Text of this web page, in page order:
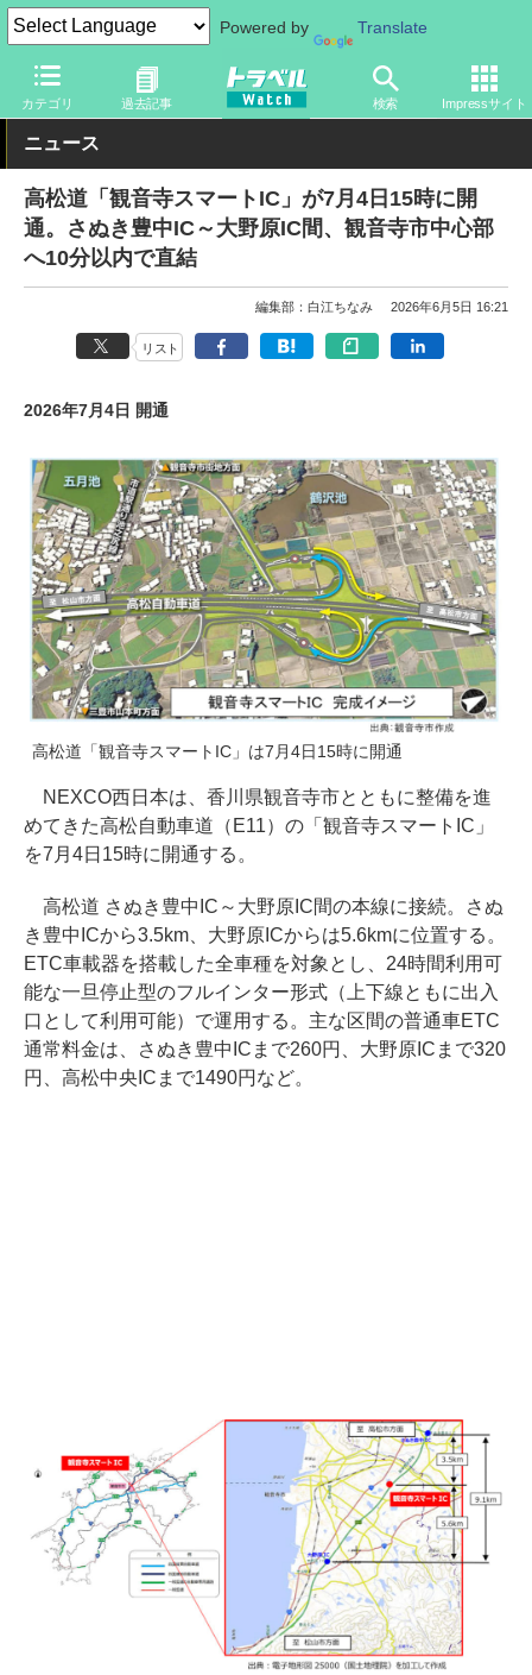
Powered by Translate
カテゴリ 過去記事 検索 Impressサイト
トラベル Watch 企業・政府・官庁 道路 NEXCO
ニュース
高松道「観音寺スマートIC」が7月4日15時に開
通。さぬき豊中IC～大野原IC間、観音寺市中心部
へ10分以内で直結
編集部：白江ちなみ 2026年6月5日 16:21
リスト
2026年7月4日 開通
高松道「観音寺スマートIC」は7月4日15時に開通
NEXCO西日本は、香川県観音寺市とともに整備を進
めてきた高松自動車道（E11）の「観音寺スマートIC」
を7月4日15時に開通する。
高松道 さぬき豊中IC～大野原IC間の本線に接続。さぬ
き豊中ICから3.5km、大野原ICからは5.6kmに位置する。
ETC車載器を搭載した全車種を対象とし、24時間利用可
能な一旦停止型のフルインター形式（上下線ともに出入
口として利用可能）で運用する。主な区間の普通車ETC
通常料金は、さぬき豊中ICまで260円、大野原ICまで320
円、高松中央ICまで1490円など。